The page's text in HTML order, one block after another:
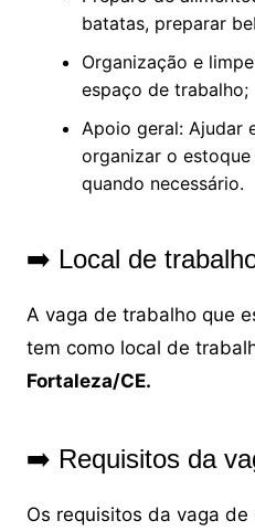
batatas, preparar
Organização e
espaço de trabalho;
Apoio geral: Ajudar
organizar o
quando necessário.
➡️ Local de
A vaga de trabalho que
tem como local de
Fortaleza/CE.
➡️ Requisitos da
Os requisitos da vaga de